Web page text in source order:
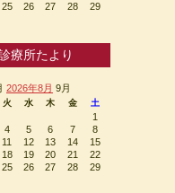
25 26 27 28
29
療所たより
2026年8月 9月
火 水 木 金 土
1
4 5 6 7
8
11 12 13 14
15
18 19 20 21
22
25 26 27 28
29